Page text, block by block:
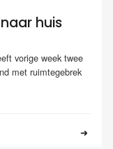
huis
vorige week twee
met ruimtegebrek